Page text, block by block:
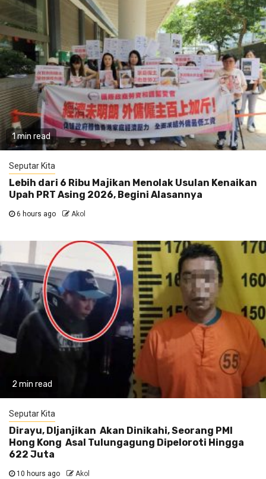
1 min read
Seputar Kita
Lebih dari 6 Ribu Majikan Menolak Usulan Kenaikan
Upah PRT Asing 2026, Begini Alasannya
6 hours ago Akol
2 min read
Seputar Kita
Dirayu, DIjanjikan Akan Dinikahi, Seorang PMI
Hong Kong Asal Tulungagung Dipeloroti Hingga
622 Juta
10 hours ago Akol